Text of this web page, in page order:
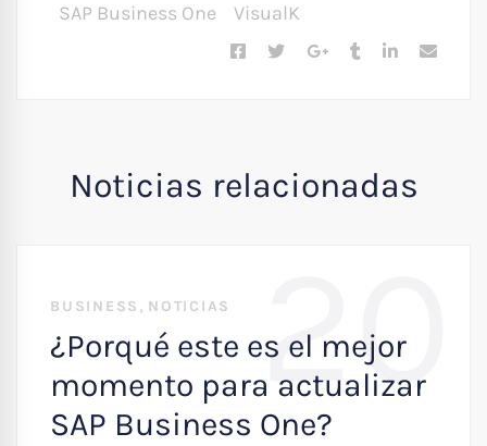
SAP Business One
VisualK
Noticias relacionadas
20
BUSINESS , NOTICIAS
¿Porqué este es el mejor
momento para actualizar
SAP Business One?